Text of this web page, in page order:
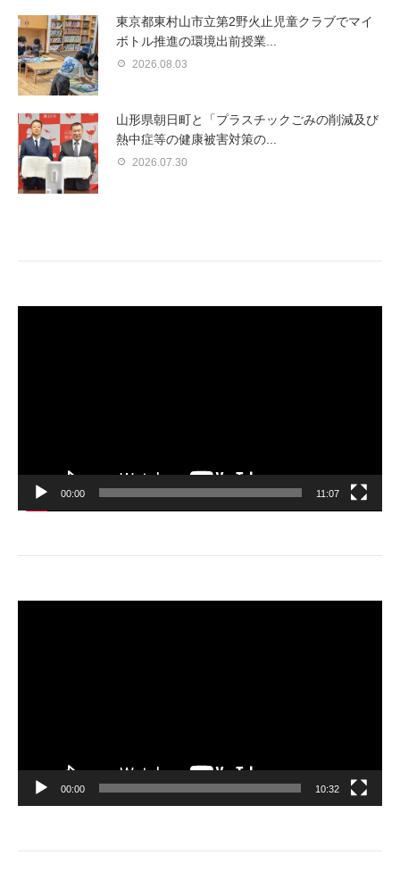
東京都東村山市立第2野火止児童クラブでマイ
ボトル推進の環境出前授業...
2026.08.03
山形県朝日町と「プラスチックごみの削減及び
熱中症等の健康被害対策の...
2026.07.30
00:00 11:07
00:00 10:32